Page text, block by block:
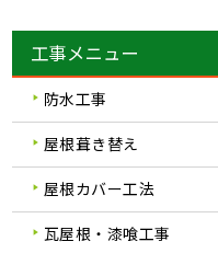
工事メニュー
防水工事
屋根葺き替え
屋根カバー工法
瓦屋根・漆喰工事